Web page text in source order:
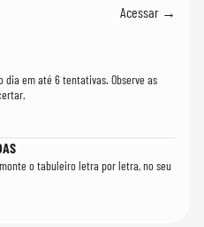
Acessar →
dia em até 6 tentativas. Observe as
o tabuleiro letra por letra, no seu